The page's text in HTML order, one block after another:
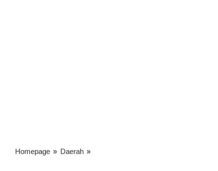
Homepage » Daerah »